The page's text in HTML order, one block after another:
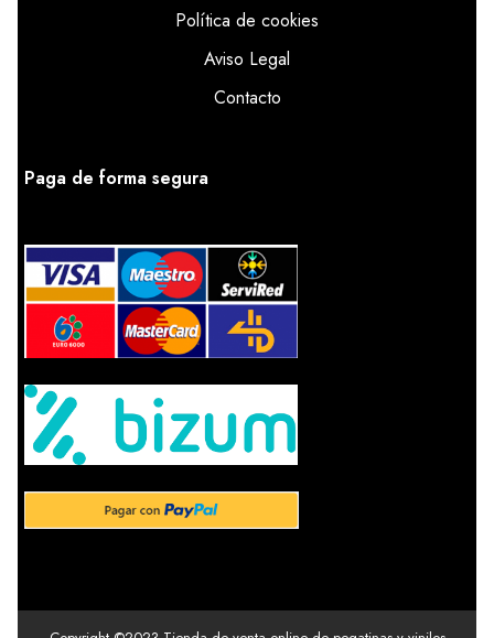
Política de cookies
Aviso Legal
Contacto
Paga de forma segura